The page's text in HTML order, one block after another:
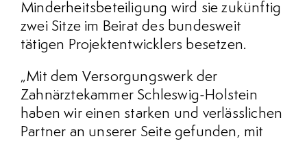
Minderheitsbeteiligung wird sie zukünftig
zwei Sitze im Beirat des bundesweit
tätigen Projektentwicklers besetzen.
„Mit dem Versorgungswerk der
Zahnärztekammer Schleswig-Holstein
haben wir einen starken und verlässlichen
Partner an unserer Seite gefunden, mit